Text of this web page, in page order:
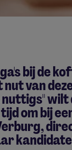
bij de
nut van
wilt
om bij